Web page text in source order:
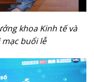
khoa Kinh tế và
buổi lễ